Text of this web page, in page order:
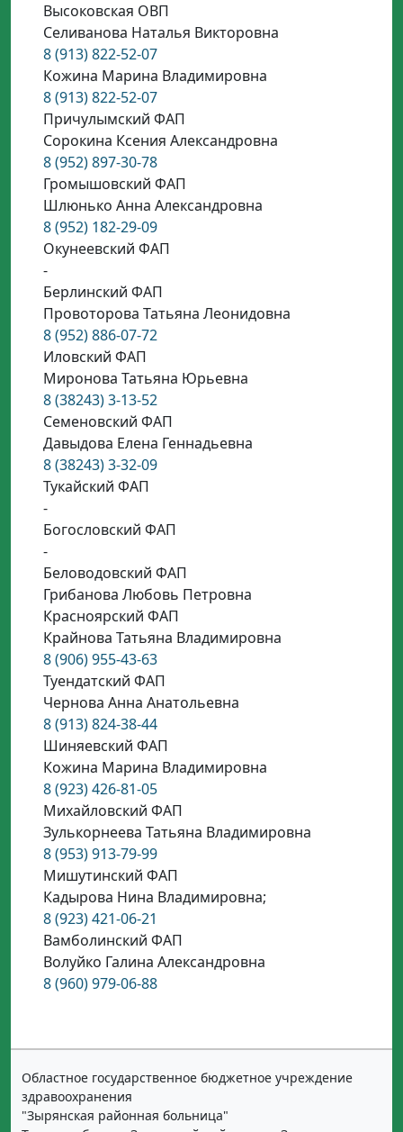
Высоковская ОВП
Селиванова Наталья Викторовна
8 (913) 822-52-07
Кожина Марина Владимировна
8 (913) 822-52-07
Причулымский ФАП
Сорокина Ксения Александровна
8 (952) 897-30-78
Громышовский ФАП
Шлюнько Анна Александровна
8 (952) 182-29-09
Окунеевский ФАП
-
Берлинский ФАП
Провоторова Татьяна Леонидовна
8 (952) 886-07-72
Иловский ФАП
Миронова Татьяна Юрьевна
8 (38243) 3-13-52
Семеновский ФАП
Давыдова Елена Геннадьевна
8 (38243) 3-32-09
Тукайский ФАП
-
Богословский ФАП
-
Беловодовский ФАП
Грибанова Любовь Петровна
Красноярский ФАП
Крайнова Татьяна Владимировна
8 (906) 955-43-63
Туендатский ФАП
Чернова Анна Анатольевна
8 (913) 824-38-44
Шиняевский ФАП
Кожина Марина Владимировна
8 (923) 426-81-05
Михайловский ФАП
Зулькорнеева Татьяна Владимировна
8 (953) 913-79-99
Мишутинский ФАП
Кадырова Нина Владимировна;
8 (923) 421-06-21
Вамболинский ФАП
Волуйко Галина Александровна
8 (960) 979-06-88
Областное государственное бюджетное учреждение
здравоохранения
"Зырянская районная больница"